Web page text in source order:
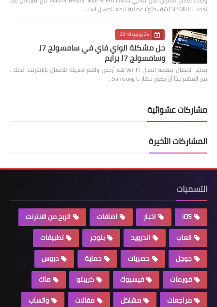
تحديث MIUI؟ اكتشف حلولًا عملية لبطء الجهاز، است…
24 يوليو 2018
حل مشكلة الواي فاي في سامسونج J7
وسامسونج J7 برايم
يعتبر الاتصال بنقطة اتصال Wi-Fi هو أرخص واهم وسيلة للاتصال بالإنترنت. لذلك ،
من المهم جدًا أن يكون جهاز Samsung G…
مشاركات عشوائية
المشاركات الأخيرة
التسميات
iOS اخبار اضافات
الربح من الانترنت
العاب
اندرويد بلوجر
تطبيقات
جوجل
حصريات حماية
دروس
فورمات
فيسبوك كريبتو
ماك
مراجعات
مشاكل مقالات
واتساب